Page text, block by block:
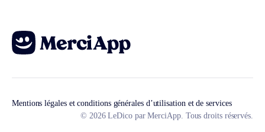
Mentions légales et conditions générales d’utilisation et de services
© 2026 LeDico par MerciApp. Tous droits réservés.